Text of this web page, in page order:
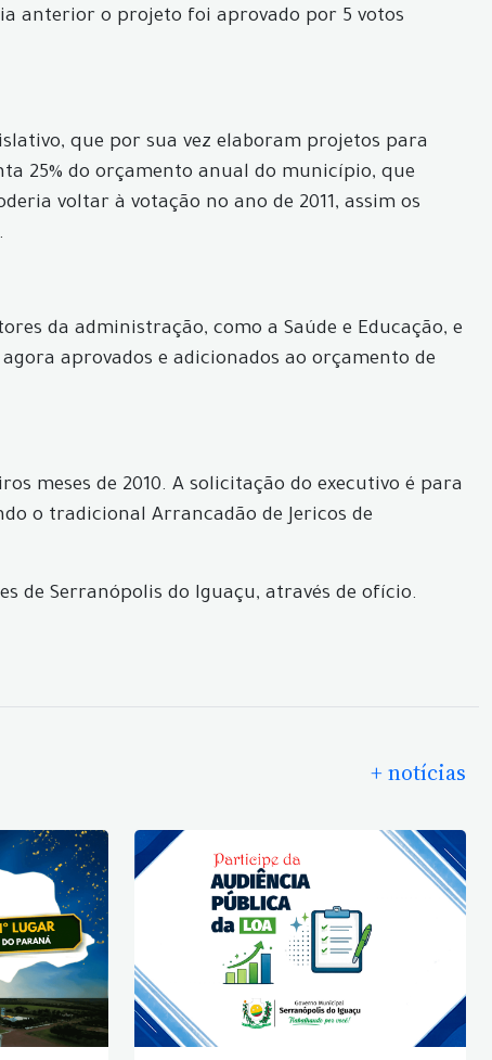
anterior o projeto foi aprovado por 5 votos
que por sua vez elaboram projetos para
25% do orçamento anual do município, que
voltar à votação no ano de 2011, assim os
da administração, como a Saúde e Educação, e
aprovados e adicionados ao orçamento de
meses de 2010. A solicitação do executivo é para
o tradicional Arrancadão de Jericos de
de Serranópolis do Iguaçu, através de ofício.
+ notícias